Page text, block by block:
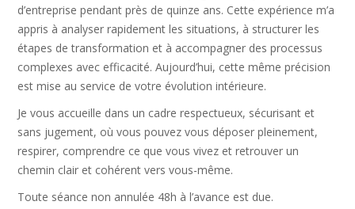
d’entreprise pendant près de quinze ans. Cette expérience m’a
appris à analyser rapidement les situations, à structurer les
étapes de transformation et à accompagner des processus
complexes avec efficacité. Aujourd’hui, cette même précision
est mise au service de votre évolution intérieure.
Je vous accueille dans un cadre respectueux, sécurisant et
sans jugement, où vous pouvez vous déposer pleinement,
respirer, comprendre ce que vous vivez et retrouver un
chemin clair et cohérent vers vous-même.
Toute séance non annulée 48h à l’avance est due.